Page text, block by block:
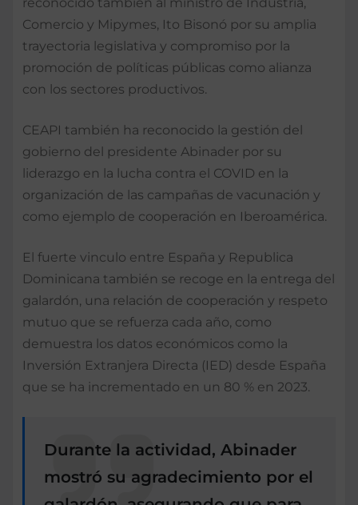
reconocido también al ministro de Industria,
Comercio y Mipymes, Ito Bisonó por su amplia
trayectoria legislativa y compromiso por la
promoción de políticas públicas como alianza
con los sectores productivos.
CEAPI también ha reconocido la gestión del
gobierno del presidente Abinader por su
liderazgo en la lucha contra el COVID en la
organización de las campañas de vacunación y
como ejemplo de cooperación en Iberoamérica.
El fuerte vinculo entre España y Republica
Dominicana también se recoge en la entrega del
galardón, una relación de cooperación y respeto
mutuo que se refuerza cada año, como
demuestra los datos económicos como la
Inversión Extranjera Directa (IED) desde España
que se ha incrementado en un 80 % en 2023.
Durante la actividad, Abinader
mostró su agradecimiento por el